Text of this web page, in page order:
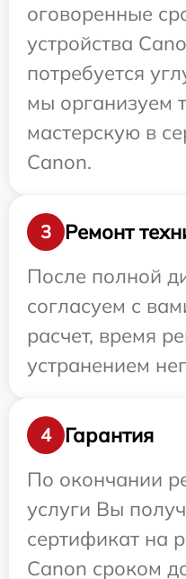
оговоренные
устройства
потребуется
мы организуем
мастерскую в
Canon.
3
Ремонт
После полной
согласуем с
расчет, время
устранением
4
Гарантия
По окончании
услуги Вы
сертификат на
Canon сроком